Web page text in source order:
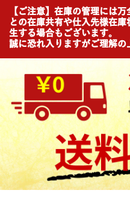
【ご注意】在庫の管理には
との在庫共有や仕入先様在
生する場合もございます。
誠に恐れ入りますがご理解の